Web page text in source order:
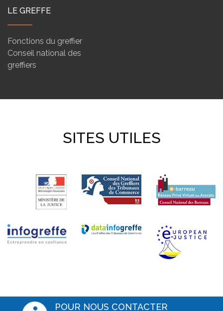
LE GREFFE
Fonctions du greffier
Conseil national des
greffiers
SITES UTILES
POUR NOUS CONTACTER